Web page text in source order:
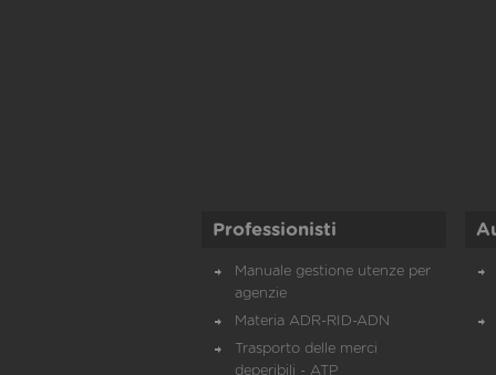
Professionisti
Manuale gestione utenze per
agenzie
Materia ADR-RID-ADN
Trasporto delle merci
deperibili - ATP